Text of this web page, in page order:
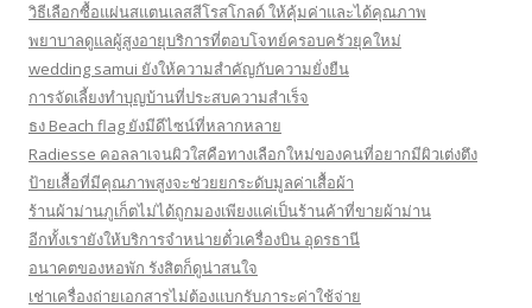
วิธีเลือกซื้อแผ่นสแตนเลสสีโรสโกลด์ ให้คุ้มค่าและได้คุณภาพ
พยาบาลดูแลผู้สูงอายุบริการที่ตอบโจทย์ครอบครัวยุคใหม่
wedding samui ยังให้ความสำคัญกับความยั่งยืน
การจัดเลี้ยงทำบุญบ้านที่ประสบความสำเร็จ
ธง Beach flag ยังมีดีไซน์ที่หลากหลาย
Radiesse คอลลาเจนผิวใสคือทางเลือกใหม่ของคนที่อยากมีผิวเต่งตึง
ป้ายเสื้อที่มีคุณภาพสูงจะช่วยยกระดับมูลค่าเสื้อผ้า
ร้านผ้าม่านภูเก็ตไม่ได้ถูกมองเพียงแค่เป็นร้านค้าที่ขายผ้าม่าน
อีกทั้งเรายังให้บริการจำหน่ายตั๋วเครื่องบิน อุดรธานี
อนาคตของหอพัก รังสิตก็ดูน่าสนใจ
เช่าเครื่องถ่ายเอกสารไม่ต้องแบกรับภาระค่าใช้จ่าย